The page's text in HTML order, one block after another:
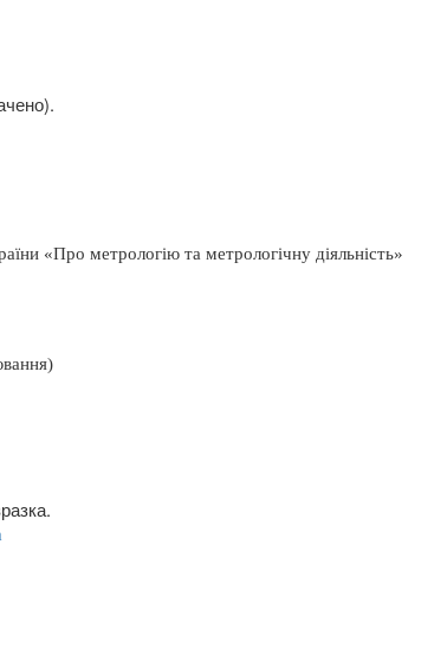
«Про метрологію та метрологічну діяльність»